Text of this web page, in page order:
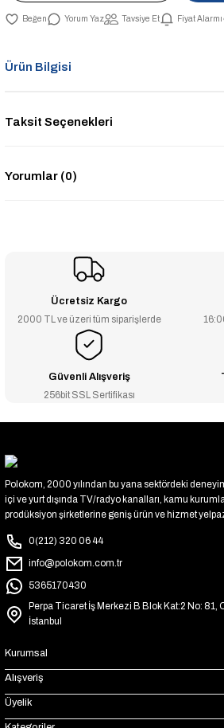
Yorum Yaz Tavsiye Et Fiyat Alarmı
Ürün Bilgisi
Taksit Seçenekleri
Yorumlar (0)
Ücretsiz Kargo
2000 TL ve üzeri tüm siparişlerde
Güvenli Alışveriş
256bit SSL Sertifikası
Polokom, 2000 yılından bu yana sektördeki
içi ve yurt dışında TV/radyo kanalları, kamu
prodüksiyon şirketlerine geniş ürün ve hizmet
0(212) 320 06 44
info@polokom.com.tr
5365170430
Perpa Ticaret İş Merkezi B Blok Kat:2 No: 81,
İstanbul
Kurumsal
Alışveriş
Üyelik